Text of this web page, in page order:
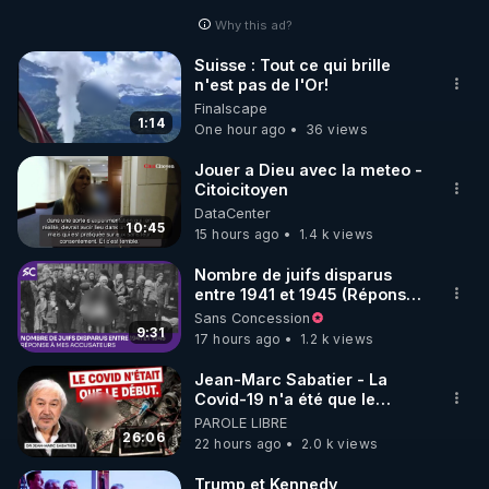
🌱 INSTAGRAM
https://www.instagram.com/rdlr_thierrycasasnovas/
http://rgnr.li/instagram
🌱 LA NEWSLETTER
Pour ne pas rater l’actualité RGNR (stages,
http://rgnr.li/news
🌱 VIDÉOS NON CENSURÉES SUR ODYSEE
Toutes les vidéos Youtube sont aussi sur la
http://rgnr.li/odysee
🌱 LES STAGES EN PRÉSENTIEL
Why this ad?
1:14
Suisse : Tout ce qui brille
n'est pas de l'Or!
Finalscape
One hour ago
36 views
10:45
Jouer a Dieu avec la meteo -
Citoicitoyen
DataCenter
15 hours ago
1.4 k views
9:31
Nombre de juifs disparus
entre 1941 et 1945 (Réponse
à mes accusateurs)
Sans Concession
17 hours ago
1.2 k views
26:06
Jean-Marc Sabatier - La
Covid-19 n'a été que le
début - L'ARNm & l'ARNm-aa
jusqu où auront-t-il ?
PAROLE LIBRE
22 hours ago
2.0 k views
Trump et Kennedy